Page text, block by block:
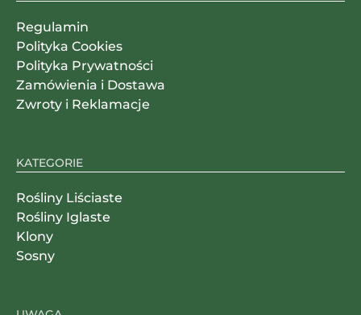
Regulamin
Polityka Cookies
Polityka Prywatności
Zamówienia i Dostawa
Zwroty i Reklamacje
KATEGORIE
Rośliny Liściaste
Rośliny Iglaste
Klony
Sosny